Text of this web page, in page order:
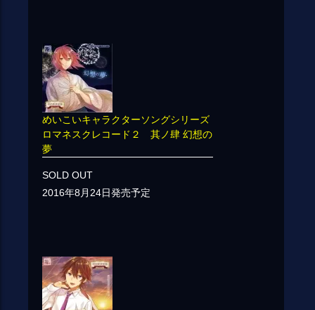
めいこいキャラクターソングシリーズ
ロマネスクレコード２ 其ノ肆 幻想の
夢
SOLD OUT
2016年8月24日発売予定